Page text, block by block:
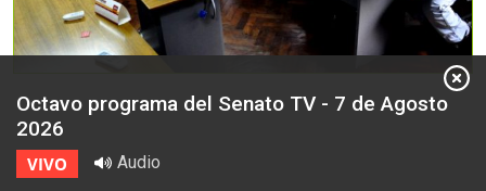
Octavo programa del Senato TV - 7 de Agosto
2026
VIVO Audio